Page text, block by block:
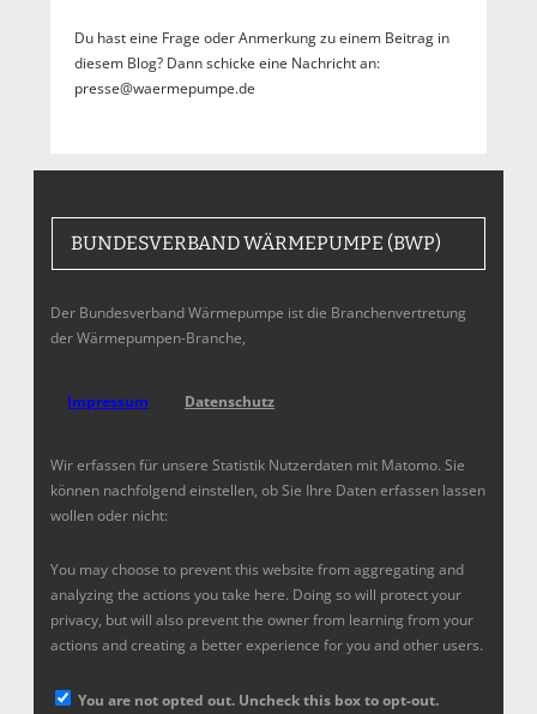
Du hast eine Frage oder Anmerkung zu einem Beitrag in
diesem Blog? Dann schicke eine Nachricht an:
presse@waermepumpe.de
BUNDESVERBAND WÄRMEPUMPE (BWP)
Der Bundesverband Wärmepumpe ist die Branchenvertretung
der Wärmepumpen-Branche,
Impressum Datenschutz
Wir erfassen für unsere Statistik Nutzerdaten mit Matomo. Sie
können nachfolgend einstellen, ob Sie Ihre Daten erfassen lassen
wollen oder nicht:
You may choose to prevent this website from aggregating and
analyzing the actions you take here. Doing so will protect your
privacy, but will also prevent the owner from learning from your
actions and creating a better experience for you and other users.
You are not opted out. Uncheck this box to opt-out.